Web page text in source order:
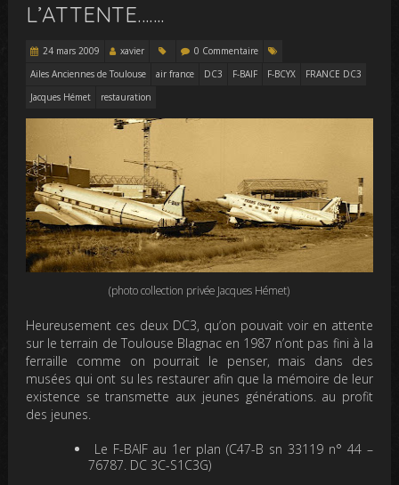
L’ATTENTE…….
24 mars 2009 xavier
0 Commentaire
Ailes Anciennes de Toulouse
air france DC3 F-BAIF F-BCYX
FRANCE DC3
Jacques Hémet
restauration
(photo collection privée Jacques Hémet)
Heureusement ces deux DC3, qu’on pouvait voir en attente
sur le terrain de Toulouse Blagnac en 1987 n’ont pas fini à la
ferraille comme on pourrait le penser, mais dans des
musées qui ont su les restaurer afin que la mémoire de leur
existence se transmette aux jeunes générations. au profit
des jeunes.
Le F-BAIF au 1er plan (C47-B sn 33119 n° 44 –
76787. DC 3C-S1C3G)